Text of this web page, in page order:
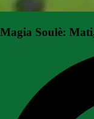
Magia Soulè: